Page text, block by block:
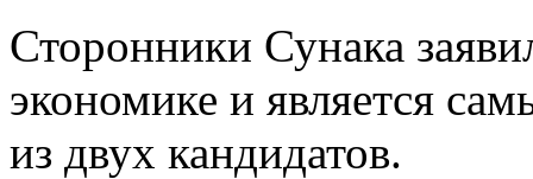
Сторонники Сунака
экономике и является
из двух кандидатов.